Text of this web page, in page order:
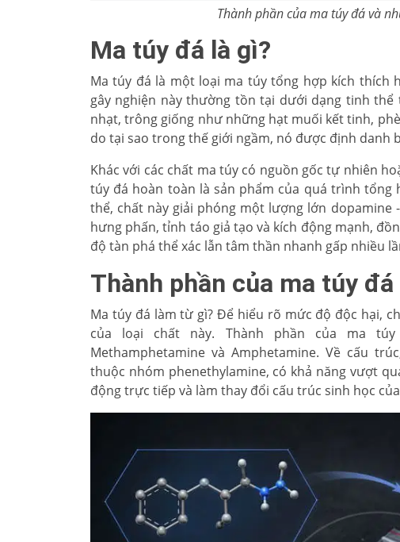
Thành phần của ma túy đá và
Ma túy đá là gì?
Ma túy đá là một loại ma túy tổng hợp kích thích
gây nghiện này thường tồn tại dưới dạng tinh
nhạt, trông giống như những hạt muối kết tinh,
do tại sao trong thế giới ngầm, nó được định danh
Khác với các chất ma túy có nguồn gốc tự nhiên
túy đá hoàn toàn là sản phẩm của quá trình tổng
thể, chất này giải phóng một lượng lớn
hưng phấn, tỉnh táo giả tạo và kích động mạnh,
độ tàn phá thể xác lẫn tâm thần nhanh gấp nhiều
Thành phần của ma túy
Ma túy đá làm từ gì? Để hiểu rõ mức độ độc hại,
của loại chất này. Thành phần của ma
Methamphetamine và Amphetamine. Về cấu
thuộc nhóm phenethylamine, có khả năng vượt
động trực tiếp và làm thay đổi cấu trúc sinh học